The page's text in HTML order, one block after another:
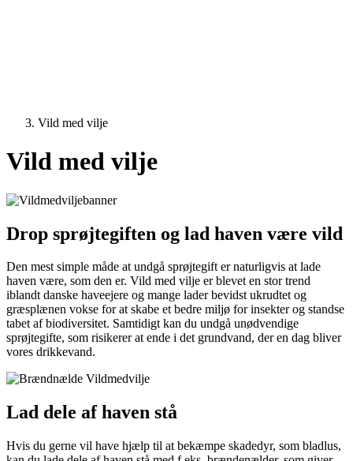
Vild med vilje
Vild med vilje
Drop sprøjtegiften og lad haven være vild
Den mest simple måde at undgå sprøjtegift er naturligvis at lade
haven være, som den er. Vild med vilje er blevet en stor trend
iblandt danske haveejere og mange lader bevidst ukrudtet og
græsplænen vokse for at skabe et bedre miljø for insekter og standse
tabet af biodiversitet. Samtidigt kan du undgå unødvendige
sprøjtegifte, som risikerer at ende i det grundvand, der en dag bliver
vores drikkevand.
Lad dele af haven stå
Hvis du gerne vil have hjælp til at bekæmpe skadedyr, som bladlus,